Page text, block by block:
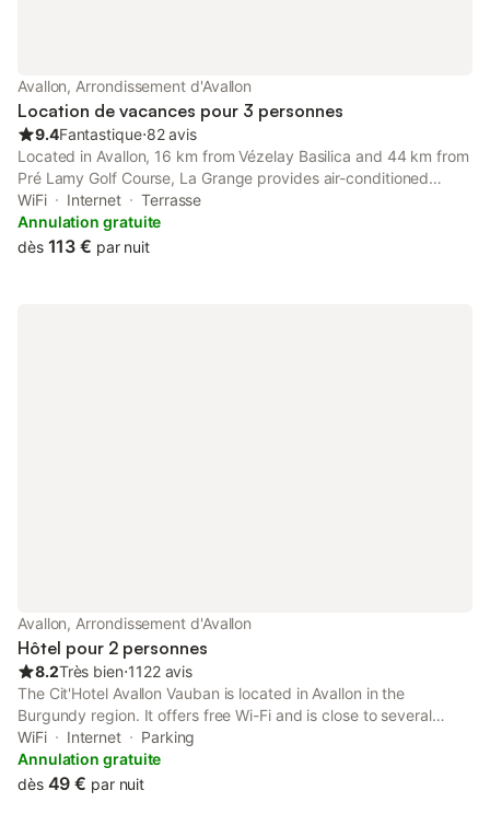
Avallon, Arrondissement d'Avallon
Location de vacances pour 3 personnes
9.4Fantastique⋅82 avis
Located in Avallon, 16 km from Vézelay Basilica and 44 km from
Pré Lamy Golf Course, La Grange provides air-conditioned
accommodation with a balcony and free WiFi.
WiFi Internet
Terrasse
Annulation gratuite
dès 113 € par nuit
Avallon, Arrondissement d'Avallon
Hôtel pour 2 personnes
8.2Très bien⋅1122 avis
The Cit'Hotel Avallon Vauban is located in Avallon in the
Burgundy region. It offers free Wi-Fi and is close to several
leisure activities such as kayaking, fishing and adventure trails.
WiFi Internet
Parking
Annulation gratuite
dès 49 € par nuit